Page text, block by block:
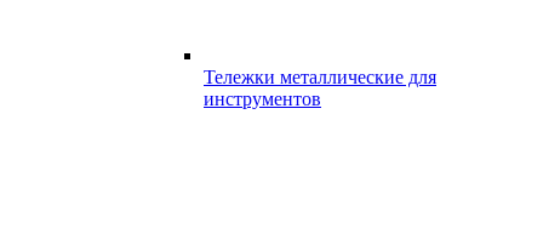
Тележки металлические для
инструментов